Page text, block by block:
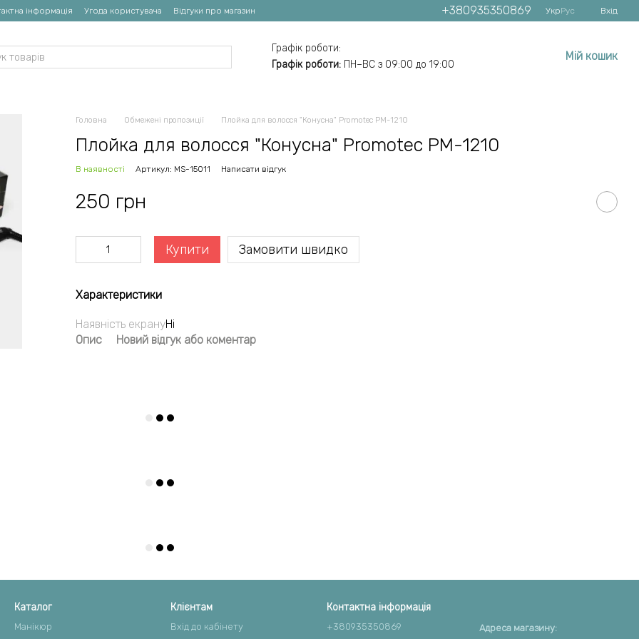
інформація Угода користувача Відгуки про магазин +380935350869 УкрРус Вхід
Графік роботи:
Графік роботи: ПН–ВС з 09:00 до 19:00
Мій кошик
Головна Обмежені пропозиції Плойка для волосся "Конусна" Promotec PM-1210
Плойка для волосся "Конусна" Promotec PM-1210
В наявності Артикул: MS-15011 Написати відгук
250 грн
Купити Замовити швидко
Характеристики
Наявність екрануНі
Опис
Новий відгук або коментар
Каталог
Манікюр
Клієнтам
Вхід до кабінету
Контактна інформація
+380935350869
Адреса магазину: